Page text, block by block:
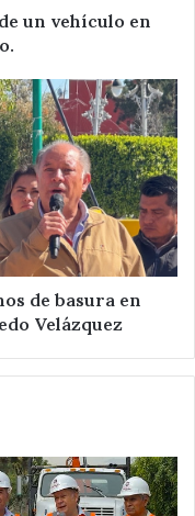
un vehículo en
de basura en
Velázquez